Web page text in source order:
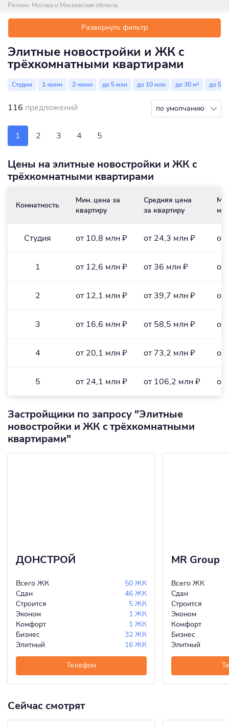
Регион: Москва и Московская область
Развернуть фильтр
Элитные новостройки и ЖК c
трёхкомнатными квартирами
Студии 1-комн 2-комн до 5 млн до 10 млн до 30 м² до 50
116 предложений по умолчанию
1 2 3 4 5
Цены на элитные новостройки и ЖК c
трёхкомнатными квартирами
Комнатность
Мин. цена за
квартиру
Средняя цена
за квартиру
м
Студия от 10,8 млн ₽ от 24,3 млн ₽ от
1 от 12,6 млн ₽ от 36 млн ₽ от
2 от 12,1 млн ₽ от 39,7 млн ₽ от
3 от 16,6 млн ₽ от 58,5 млн ₽ от
4 от 20,1 млн ₽ от 73,2 млн ₽ от
5 от 24,1 млн ₽ от 106,2 млн ₽ от
Застройщики по запросу "Элитные
новостройки и ЖК c трёхкомнатными
квартирами"
ДОНСТРОЙ
Всего ЖК
50 ЖК
Сдан
46 ЖК
Строится
5 ЖК
Эконом
1 ЖК
Комфорт
1 ЖК
Бизнес
32 ЖК
Элитный
16 ЖК
Телефон
MR Group
Всего ЖК
Сдан
Строится
Эконом
Комфорт
Бизнес
Элитный
Сейчас смотрят